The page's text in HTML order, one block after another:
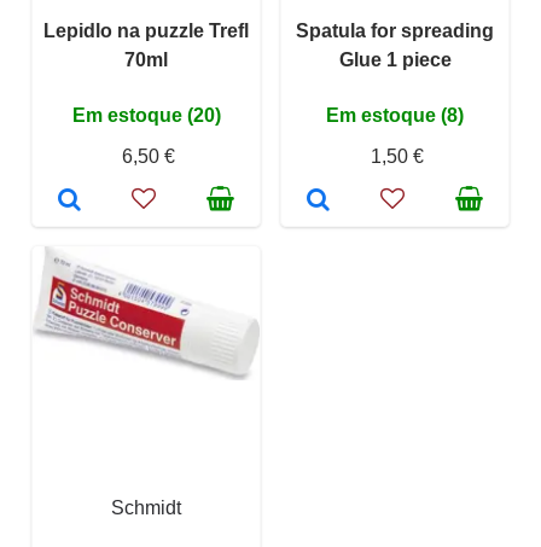
Lepidlo na puzzle Trefl
70ml
Em estoque (20)
6,50 €
Spatula for spreading
Glue 1 piece
Em estoque (8)
1,50 €
Schmidt